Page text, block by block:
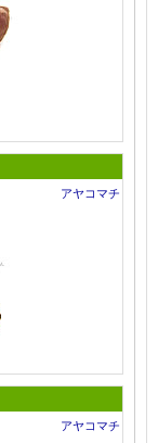
アヤコマチ
アヤコマチ